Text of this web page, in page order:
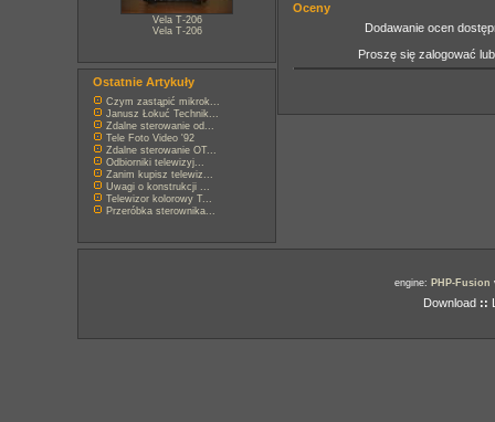
Vela T-206
Vela T-206
Ostatnie Artykuły
Czym zastąpić mikrok...
Janusz Łokuć Technik...
Zdalne sterowanie od...
Tele Foto Video '92
Zdalne sterowanie OT...
Odbiorniki telewizyj...
Zanim kupisz telewiz...
Uwagi o konstrukcji ...
Telewizor kolorowy T...
Przeróbka sterownika...
Oceny
Dodawanie ocen
Proszę się zalogować
engine: PHP-Fusion
Download ::